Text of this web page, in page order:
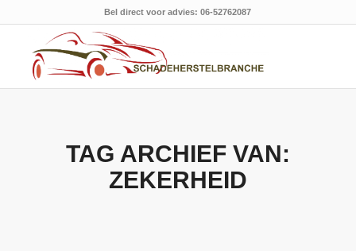
Bel direct voor advies: 06-52762087
TAG ARCHIEF VAN:
ZEKERHEID